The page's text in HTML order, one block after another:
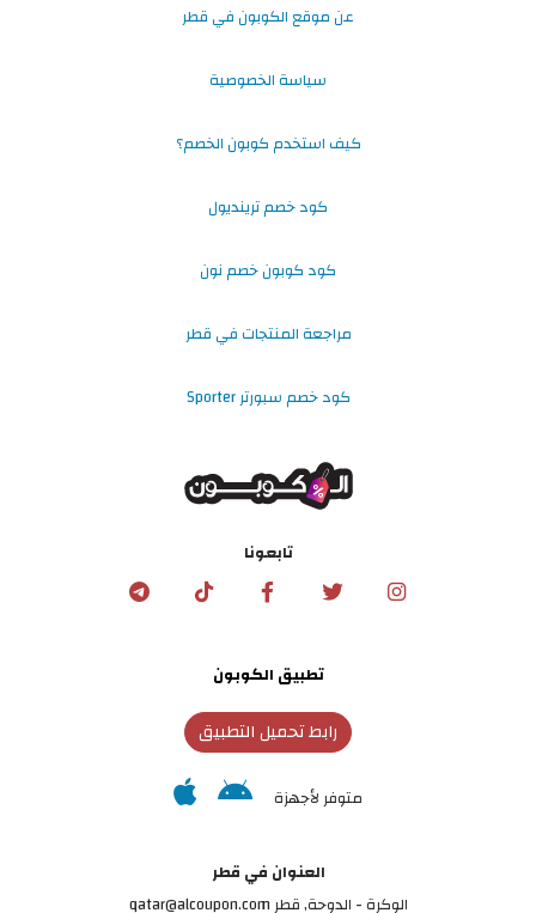
عن موقع الكوبون في قطر
سياسة الخصوصية
كيف استخدم كوبون الخصم؟
كود خصم ترينديول
كود كوبون خصم نون
مراجعة المنتجات في قطر
كود خصم سبورتر Sporter
تابعونا
تطبيق الكوبون
رابط تحميل التطبيق
متوفر لأجهزة
العنوان في قطر
الوكرة - الدوحة, قطر qatar@alcoupon.com